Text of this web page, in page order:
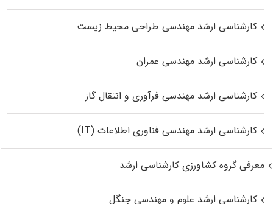
کارشناسی ارشد مهندسی طراحی محیط زیست
کارشناسی ارشد مهندسی عمران
کارشناسی ارشد مهندسی فرآوری و انتقال گاز
کارشناسی ارشد مهندسی فناوری اطلاعات (IT)
معرفی گروه کشاورزی کارشناسی ارشد
کارشناسی ارشد علوم و مهندسی جنگل